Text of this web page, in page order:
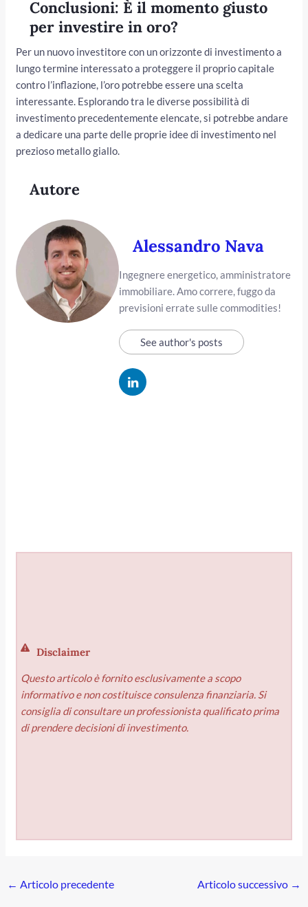
Conclusioni: È il momento giusto
per investire in oro?
Per un nuovo investitore con un orizzonte di investimento a
lungo termine interessato a proteggere il proprio capitale
contro l’inflazione, l’oro potrebbe essere una scelta
interessante. Esplorando tra le diverse possibilità di
investimento precedentemente elencate, si potrebbe andare
a dedicare una parte delle proprie idee di investimento nel
prezioso metallo giallo.
Autore
Alessandro Nava
Ingegnere energetico, amministratore
immobiliare. Amo correre, fuggo da
previsioni errate sulle commodities!
See author's posts
Disclaimer
Questo articolo è fornito esclusivamente a scopo
informativo e non costituisce consulenza finanziaria. Si
consiglia di consultare un professionista qualificato prima
di prendere decisioni di investimento.
← Articolo precedente Articolo successivo →